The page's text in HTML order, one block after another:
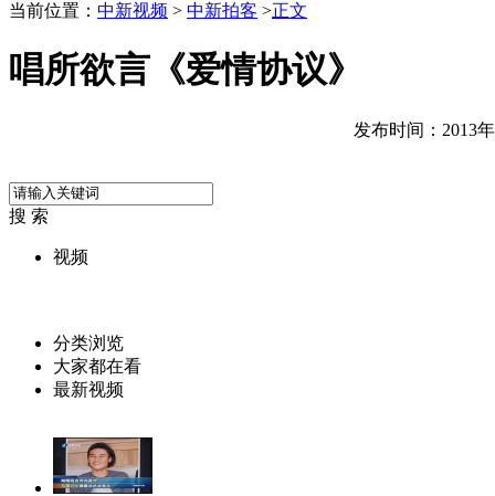
当前位置： 中新视频 > 中新拍客 >正文
唱所欲言《爱情协议》
发布时间：2013
搜 索
视频
分类浏览
大家都在看
最新视频